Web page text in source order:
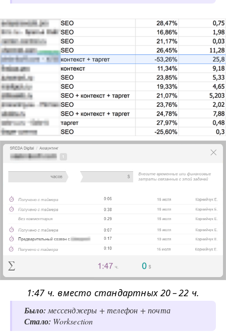
1:47 ч. вместо стандартных20–22 ч.
Было: мессенджеры + телефон + почта
Стало: Worksection